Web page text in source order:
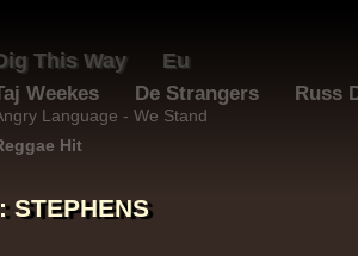
Tribe Eu
Melodie Prince Chamba
And Times - Jah Almighty
Dub
STEPHENS